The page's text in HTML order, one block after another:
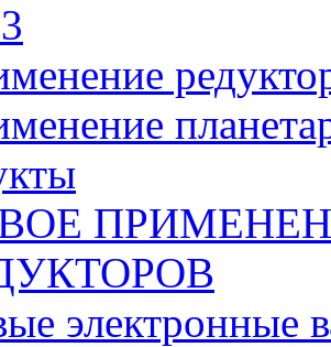
электронные